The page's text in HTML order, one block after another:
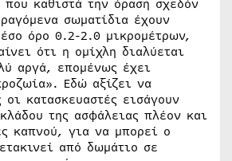
καθιστά την όραση σχεδόν
σωματίδια έχουν
όρο 0.2-2.0 μικρομέτρων,
ότι η ομίχλη διαλύεται
αργά, επομένως έχει
Εδώ αξίζει να
κατασκευαστές εισάγουν
της ασφάλειας πλέον και
καπνού, για να μπορεί ο
από δωμάτιο σε